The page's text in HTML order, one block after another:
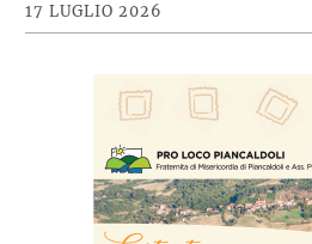
17 LUGLIO 2026